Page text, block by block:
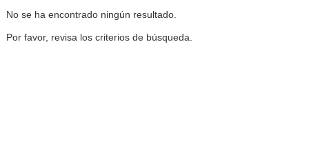
No se ha encontrado ningún resultado.
Por favor, revisa los criterios de búsqueda.